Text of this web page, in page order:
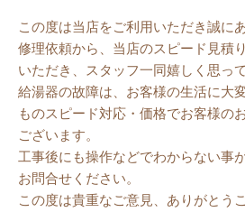
この度は当店をご利用いただき誠に
修理依頼から、当店のスピード見積
いただき、スタッフ一同嬉しく思っ
給湯器の故障は、お客様の生活に大
ものスピード対応・価格でお客様の
ございます。
工事後にも操作などでわからない事
お問合せください。
この度は貴重なご意見、ありがとう